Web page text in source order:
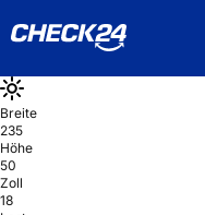
Breite
235
Höhe
50
Zoll
18